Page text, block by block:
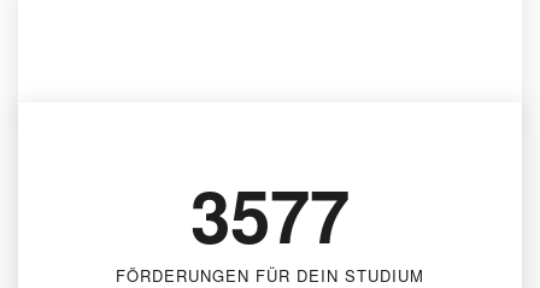
3577
FÖRDERUNGEN FÜR DEIN STUDIUM